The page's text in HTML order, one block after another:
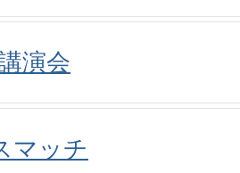
演会
マッチ